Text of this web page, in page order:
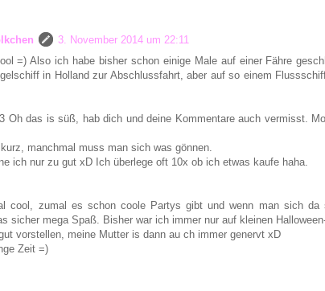
3. November 2014 um 22:11
=) Also ich habe bisher schon einige Male auf einer Fähre
in Holland zur Abschlussfahrt, aber auf so einem
Oh das is süß, hab dich und deine Kommentare auch vermisst.
manchmal muss man sich was gönnen.
ich nur zu gut xD Ich überlege oft 10x ob ich etwas kaufe haha.
cool, zumal es schon coole Partys gibt und wenn man sich da
sicher mega Spaß. Bisher war ich immer nur auf kleinen
vorstellen, meine Mutter is dann au ch immer genervt xD
Zeit =)